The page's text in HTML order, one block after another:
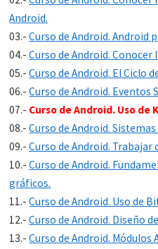
Android.
03.-Curso de Android. Android
04.-Curso de Android. Conocer
05.-Curso de Android. El Ciclo
06.-Curso de Android. Eventos
07.- Curso de Android. Uso
08.-Curso de Android.
09.-Curso de Android. Trabajar
10.-Curso de Android.
gráficos.
11.-Curso de Android. Uso de
12.-Curso de Android. Diseño
13.-Curso de Android. Módulos